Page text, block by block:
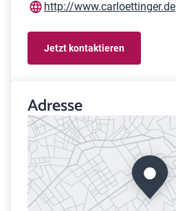
http://www.carloettinger.de
Jetzt kontaktieren
Adresse